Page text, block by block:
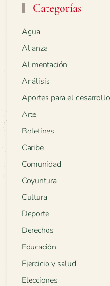
Categorías
Agua
Alianza
Alimentación
Análisis
Aportes para el desarrollo
Arte
Boletines
Caribe
Comunidad
Coyuntura
Cultura
Deporte
Derechos
Educación
Ejercicio y salud
Elecciones